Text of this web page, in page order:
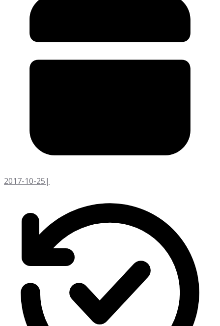
2017-10-25|